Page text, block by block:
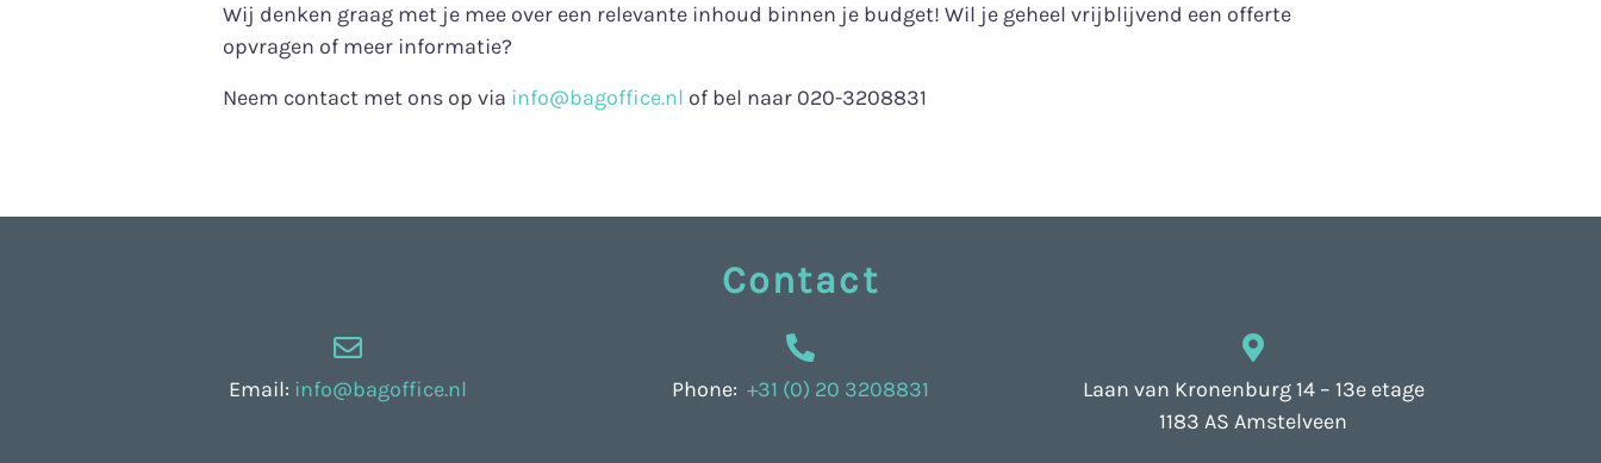
Wij denken graag met je mee over een relevante inhoud binnen je budget! Wil je geheel vrijblijvend een offerte
opvragen of meer informatie?
Neem contact met ons op via info@bagoffice.nl of bel naar 020-3208831
Contact
Email: info@bagoffice.nl Phone: +31 (0) 20 3208831
Laan van Kronenburg 14 – 13e etage
1183 AS Amstelveen